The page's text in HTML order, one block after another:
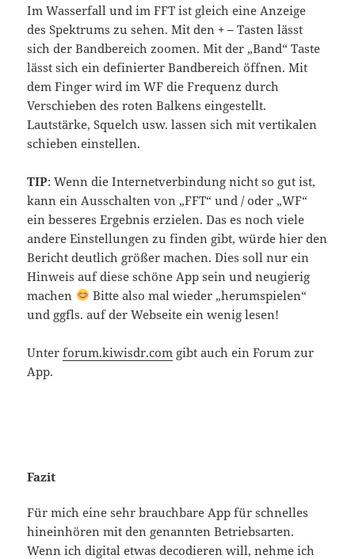
Im Wasserfall und im FFT ist gleich eine Anzeige
des Spektrums zu sehen. Mit den + – Tasten lässt
sich der Bandbereich zoomen. Mit der „Band“ Taste
lässt sich ein definierter Bandbereich öffnen. Mit
dem Finger wird im WF die Frequenz durch
Verschieben des roten Balkens eingestellt.
Lautstärke, Squelch usw. lassen sich mit vertikalen
schieben einstellen.
TIP: Wenn die Internetverbindung nicht so gut ist,
kann ein Ausschalten von „FFT“ und / oder „WF“
ein besseres Ergebnis erzielen. Das es noch viele
andere Einstellungen zu finden gibt, würde hier den
Bericht deutlich größer machen. Dies soll nur ein
Hinweis auf diese schöne App sein und neugierig
machen
Bitte also mal wieder „herumspielen“
und ggfls. auf der Webseite ein wenig lesen!
Unterforum.kiwisdr.com gibt auch ein Forum zur
App.
Fazit
Für mich eine sehr brauchbare App für schnelles
hineinhören mit den genannten Betriebsarten.
Wenn ich digital etwas decodieren will, nehme ich